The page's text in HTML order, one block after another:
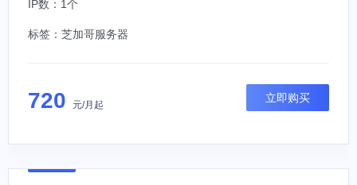
IP数：1个
标签： 芝加哥服务器
720 元/月起
立即购买